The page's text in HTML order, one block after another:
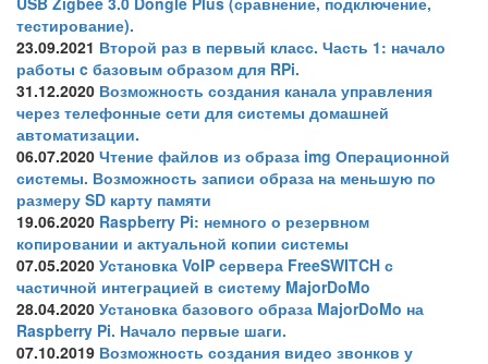
тестирование).
23.09.2021 Второй раз в первый класс. Часть 1: начало
работы c базовым образом для RPi.
31.12.2020 Возможность создания канала управления
через телефонные сети для системы домашней
автоматизации.
06.07.2020 Чтение файлов из образа img Операционной
системы. Возможность записи образа на меньшую по
размеру SD карту памяти
19.06.2020 Raspberry Pi: немного о резервном
копировании и актуальной копии системы
07.05.2020 Установка VoIP сервера FreeSWITCH с
частичной интеграцией в систему MajorDoMo
28.04.2020 Установка базового образа MajorDoMo на
Raspberry Pi. Начало первые шаги.
07.10.2019 Возможность создания видео звонков у